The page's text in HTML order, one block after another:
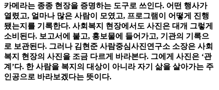
카메라는 종종 현장을 증명하는 도구로 쓰인다. 어떤 행사가
열렸고, 얼마나 많은 사람이 모였고, 프로그램이 어떻게 진행
됐는지를 기록한다. 사회복지 현장에서도 사진은 대개 그렇게
소비된다. 보고서에 붙고, 홍보물에 들어가고, 기관의 기록으
로 보관된다. 그러나 김현준 사람중심사진연구소 소장은 사회
복지 현장의 사진을 조금 다르게 바라본다. 그에게 사진은 ‘관
계’다. 한 사람을 복지의 대상이 아니라 자기 삶을 살아가는 주
인공으로 바라보겠다는 뜻이다.